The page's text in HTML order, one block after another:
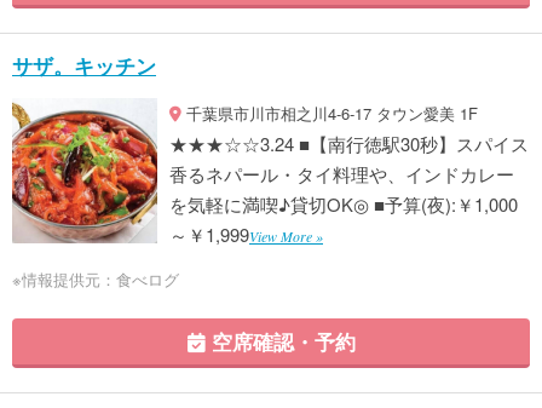
サザ。キッチン
千葉県市川市相之川4-6-17 タウン愛美 1F
★★★☆☆3.24 ■【南行徳駅30秒】スパイス
香るネパール・タイ料理や、インドカレー
を気軽に満喫♪貸切OK◎ ■予算(夜):￥1,000
～￥1,999View More »
※情報提供元：食べログ
空席確認・予約